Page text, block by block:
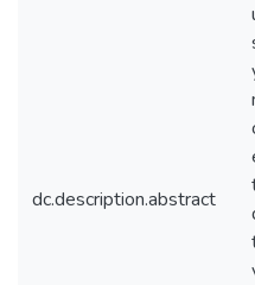
dc.description.abstract